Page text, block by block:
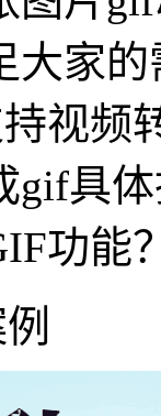
大家
视
gif具
功能